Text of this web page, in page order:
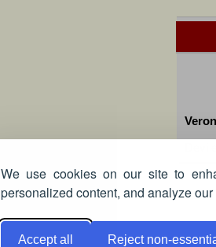
We use cookies on our site to
personalized content, and analyze our
Accept all Reject non-